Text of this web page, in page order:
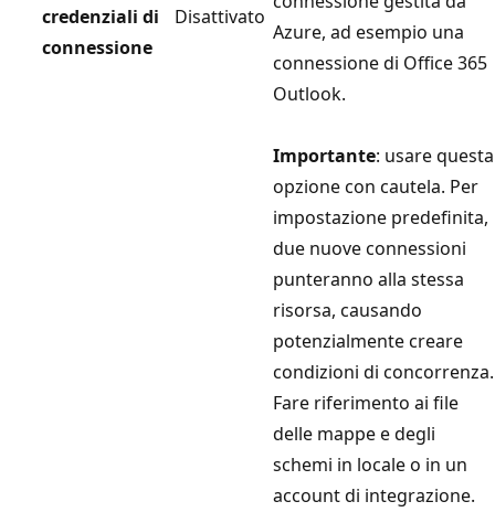
credenziali di
connessione
Disattivato
Azure, ad esempio una
connessione di Office 365
Outlook.
Importante: usare questa
opzione con cautela. Per
impostazione predefinita,
due nuove connessioni
punteranno alla stessa
risorsa, causando
potenzialmente creare
condizioni di concorrenza.
Fare riferimento ai file
delle mappe e degli
schemi in locale o in un
account di integrazione.